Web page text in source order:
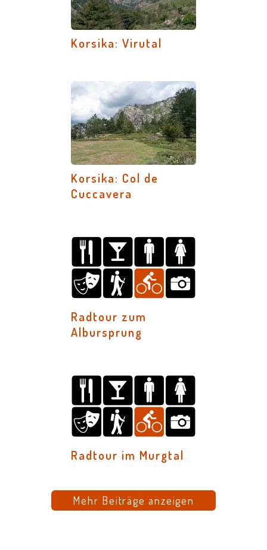
Korsika: Virutal
Korsika: Col de
Cuccavera
Radtour zum
Albursprung
Radtour im Murgtal
Mehr Beiträge anzeigen